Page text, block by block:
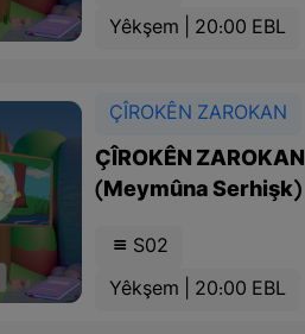
Yêkşem | 20:00 EBL
ÇÎROKÊN ZAROKAN
ÇÎROKÊN ZAROKAN
(Meymûna Serhişk)
S02
Yêkşem | 20:00 EBL